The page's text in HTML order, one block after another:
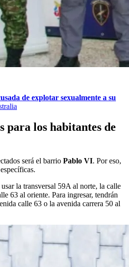
de explotar sexualmente a su
para los habitantes de
será el barrio Pablo VI. Por eso,
la transversal 59A al norte, la calle
63 al oriente. Para ingresar, tendrán
calle 63 o la avenida carrera 50 al